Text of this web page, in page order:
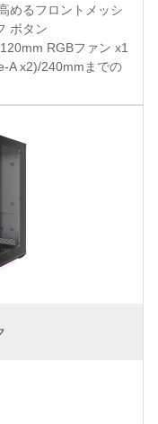
めるフロントメッシ
ボタン
RGBファン x1
A x2)/240mmまでの